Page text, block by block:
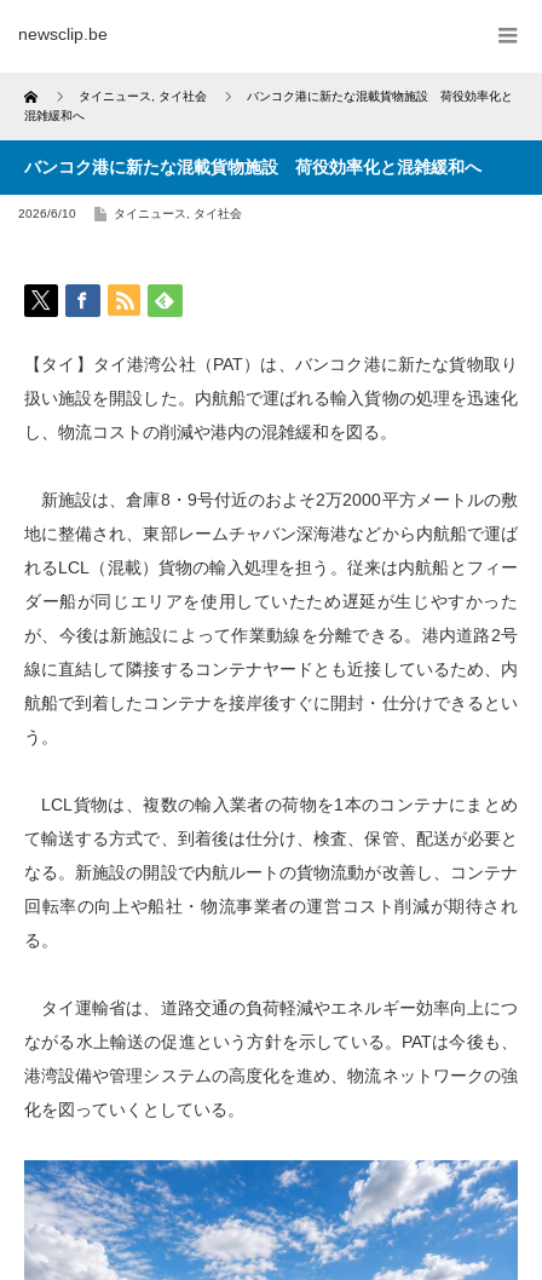
newsclip.be
Home タイニュース タイ社会
バンコク港に新たな混載貨物施設 荷役効率化と
混雑緩和へ
バンコク港に新たな混載貨物施設 荷役効率化と混雑緩和へ
2026/6/10 タイニュース タイ社会
【タイ】タイ港湾公社（PAT）は、バンコク港に新たな貨物取り
扱い施設を開設した。内航船で運ばれる輸入貨物の処理を迅速化
し、物流コストの削減や港内の混雑緩和を図る。
新施設は、倉庫8・9号付近のおよそ2万2000平方メートルの敷
地に整備され、東部レームチャバン深海港などから内航船で運ば
れるLCL（混載）貨物の輸入処理を担う。従来は内航船とフィー
ダー船が同じエリアを使用していたため遅延が生じやすかった
が、今後は新施設によって作業動線を分離できる。港内道路2号
線に直結して隣接するコンテナヤードとも近接しているため、内
航船で到着したコンテナを接岸後すぐに開封・仕分けできるとい
う。
LCL貨物は、複数の輸入業者の荷物を1本のコンテナにまとめ
て輸送する方式で、到着後は仕分け、検査、保管、配送が必要と
なる。新施設の開設で内航ルートの貨物流動が改善し、コンテナ
回転率の向上や船社・物流事業者の運営コスト削減が期待され
る。
タイ運輸省は、道路交通の負荷軽減やエネルギー効率向上につ
ながる水上輸送の促進という方針を示している。PATは今後も、
港湾設備や管理システムの高度化を進め、物流ネットワークの強
化を図っていくとしている。